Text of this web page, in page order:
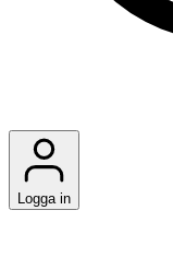
Logga in